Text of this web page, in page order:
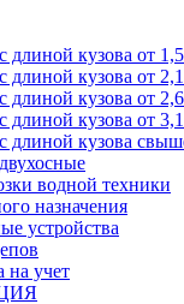
кузова от
кузова от
кузова от
кузова от
длиной кузова
водной техники
назначения
устройства
на учет